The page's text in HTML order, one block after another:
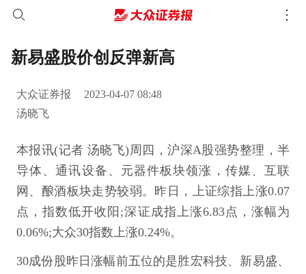
新易盛股价创反弹新高
大众证券报
2023-04-07 08:48
汤晓飞
本报讯(记者 汤晓飞)周四，沪深A股强势整理，半
导体、通讯设备、元器件板块领涨，传媒、互联
网、酿酒板块走势较弱。昨日，上证综指上涨0.07
点，指数低开收阳;深证成指上涨6.83点，涨幅为
0.06%;大众30指数上涨0.24%。
30成份股昨日涨幅前五位的是胜宏科技、新易盛、